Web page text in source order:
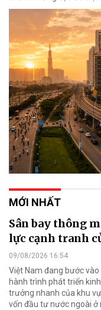
MỚI NHẤT
Sân bay thông
lực cạnh tranh
09/08/2026 16:54
Việt Nam đang bước
hành trình phát triển
trưởng nhanh của khu
vốn đầu tư nước ngoài ở